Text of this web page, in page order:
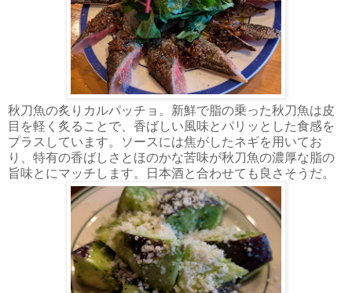
秋刀魚の炙りカルパッチョ。新鮮で脂の乗った秋刀魚は皮
目を軽く炙ることで、香ばしい風味とパリッとした食感を
プラスしています。ソースには焦がしたネギを用いてお
り、特有の香ばしさとほのかな苦味が秋刀魚の濃厚な脂の
旨味とにマッチします。日本酒と合わせても良さそうだ。